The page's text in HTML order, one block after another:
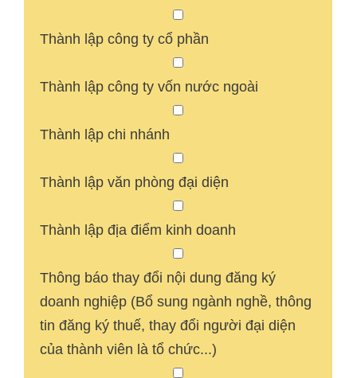
Thành lập công ty cổ phần
Thành lập công ty vốn nước ngoài
Thành lập chi nhánh
Thành lập văn phòng đại diện
Thành lập địa điểm kinh doanh
Thông báo thay đổi nội dung đăng ký
doanh nghiệp (Bổ sung ngành nghề, thông
tin đăng ký thuế, thay đổi người đại diện
của thành viên là tổ chức...)